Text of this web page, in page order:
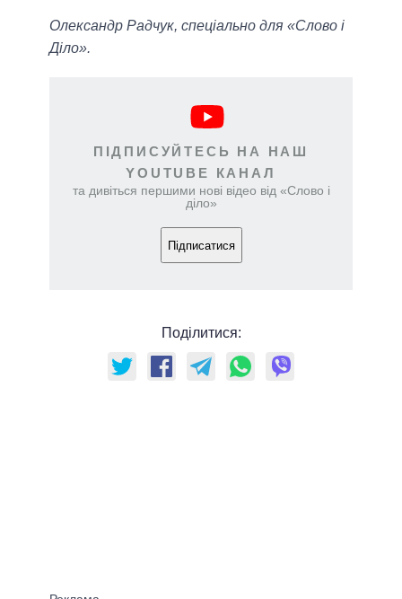
Олександр Радчук, спеціально для «Слово і
Діло».
ПІДПИСУЙТЕСЬ НА НАШ
YOUTUBE КАНАЛ
та дивіться першими нові відео від «Слово і
діло»
Підписатися
Поділитися: